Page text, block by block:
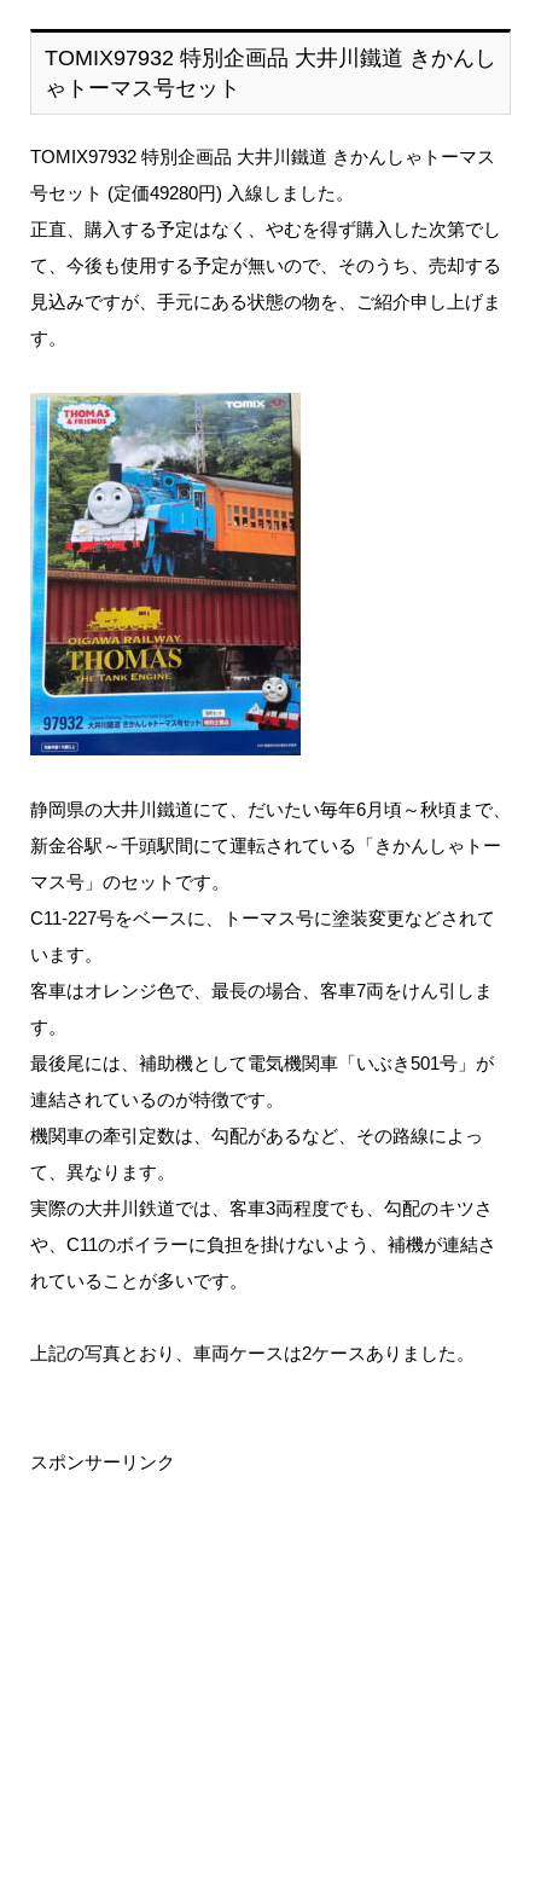
TOMIX97932 特別企画品 大井川鐵道 きかんし
ゃトーマス号セット
TOMIX97932 特別企画品 大井川鐵道 きかんしゃトーマス
号セット (定価49280円) 入線しました。
正直、購入する予定はなく、やむを得ず購入した次第でし
て、今後も使用する予定が無いので、そのうち、売却する
見込みですが、手元にある状態の物を、ご紹介申し上げま
す。
静岡県の大井川鐵道にて、だいたい毎年6月頃～秋頃まで、
新金谷駅～千頭駅間にて運転されている「きかんしゃトー
マス号」のセットです。
C11-227号をベースに、トーマス号に塗装変更などされて
います。
客車はオレンジ色で、最長の場合、客車7両をけん引しま
す。
最後尾には、補助機として電気機関車「いぶき501号」が
連結されているのが特徴です。
機関車の牽引定数は、勾配があるなど、その路線によっ
て、異なります。
実際の大井川鉄道では、客車3両程度でも、勾配のキツさ
や、C11のボイラーに負担を掛けないよう、補機が連結さ
れていることが多いです。
上記の写真とおり、車両ケースは2ケースありました。
スポンサーリンク